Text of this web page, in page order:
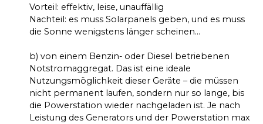
Vorteil: effektiv, leise, unauffällig
Nachteil: es muss Solarpanels geben, und es muss
die Sonne wenigstens länger scheinen…
b) von einem Benzin- oder Diesel betriebenen
Notstromaggregat. Das ist eine ideale
Nutzungsmöglichkeit dieser Geräte – die müssen
nicht permanent laufen, sondern nur so lange, bis
die Powerstation wieder nachgeladen ist. Je nach
Leistung des Generators und der Powerstation max